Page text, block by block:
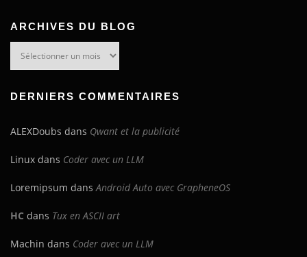
ARCHIVES DU BLOG
DERNIERS COMMENTAIRES
ALEXDoubs dans Qwant et la publicité
Linux dans Coder avec un LLM
Loremipsum dansAndroid Auto avec GrapheneOS
HC dans Tux en ASCII art
Machin dans Coder avec un LLM